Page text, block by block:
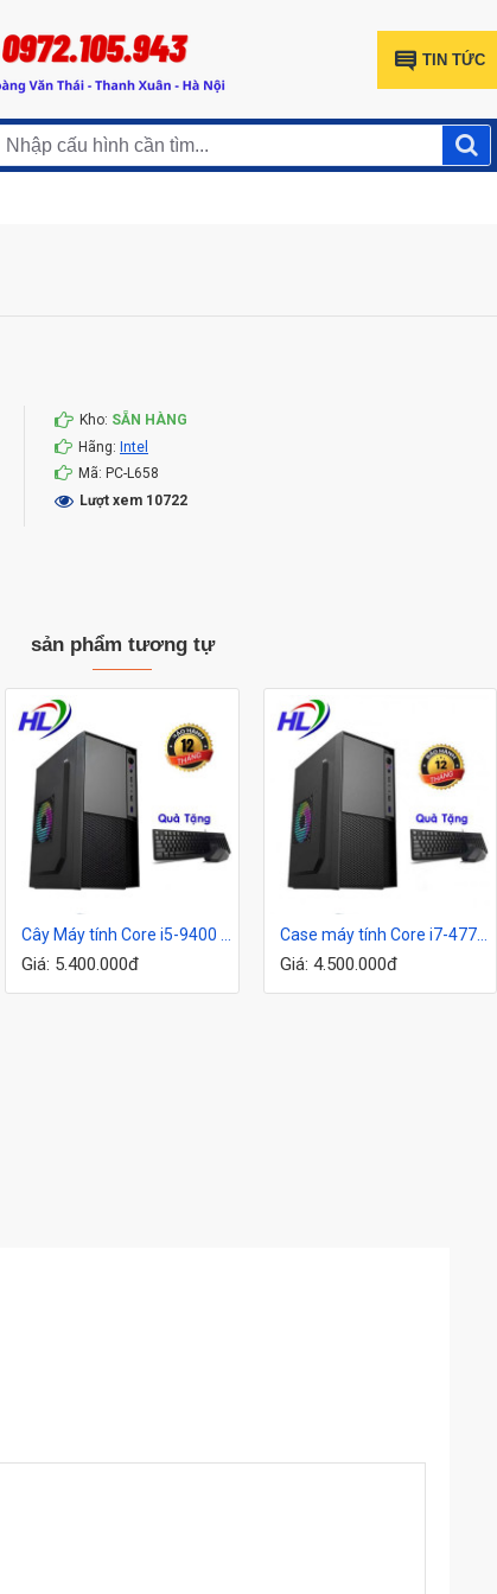
TIN TỨC
Kho: SẴN HÀNG
Hãng: Intel
Mã: PC-L658
Lượt xem 10722
sản phẩm tương tự
Cây Máy tính Core i5-9400 |8G|SSD 240G
Giá: 5.400.000đ
Case máy tính Core i7-4770|16G |SSD240G
Giá: 4.500.000đ